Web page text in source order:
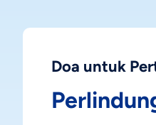
Doa untuk